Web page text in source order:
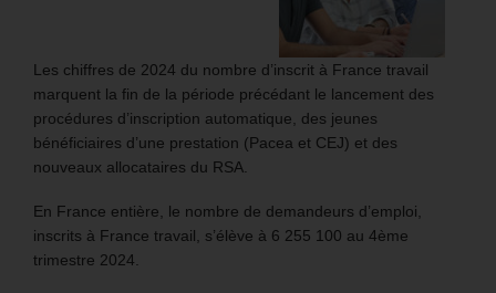
Les chiffres de 2024 du nombre d’inscrit à France travail
marquent la fin de la période précédant le lancement des
procédures d’inscription automatique, des jeunes
bénéficiaires d’une prestation (Pacea et CEJ) et des
nouveaux allocataires du RSA.
En France entière, le nombre de demandeurs d’emploi,
inscrits à France travail, s’élève à 6 255 100 au 4ème
trimestre 2024.